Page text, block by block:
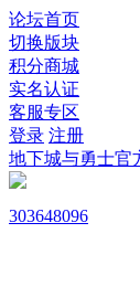
论坛首页
切换版块
积分商城
实名认证
客服专区
登录 注册
地下城与勇士官
303648096